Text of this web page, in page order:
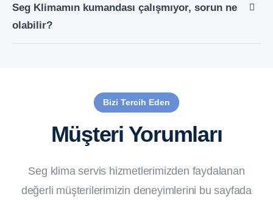
Seg Klimamın kumandası çalışmıyor, sorun ne
olabilir?
Bizi Tercih Eden
Müşteri Yorumları
Seg klima servis hizmetlerimizden faydalanan
değerli müşterilerimizin deneyimlerini bu sayfada